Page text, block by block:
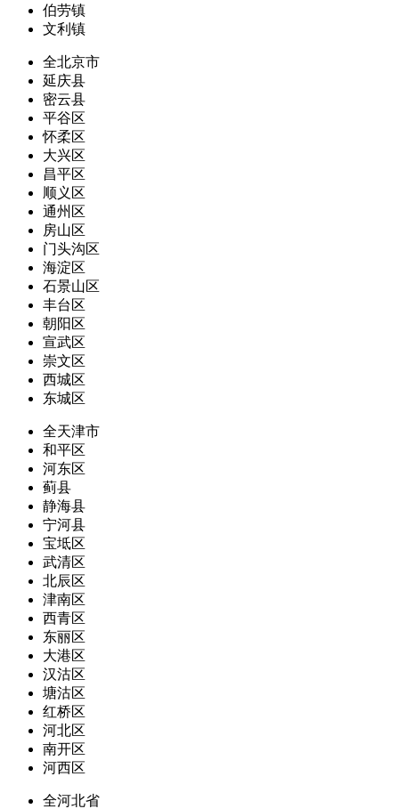
伯劳镇
文利镇
全北京市
延庆县
密云县
平谷区
怀柔区
大兴区
昌平区
顺义区
通州区
房山区
门头沟区
海淀区
石景山区
丰台区
朝阳区
宣武区
崇文区
西城区
东城区
全天津市
和平区
河东区
蓟县
静海县
宁河县
宝坻区
武清区
北辰区
津南区
西青区
东丽区
大港区
汉沽区
塘沽区
红桥区
河北区
南开区
河西区
全河北省